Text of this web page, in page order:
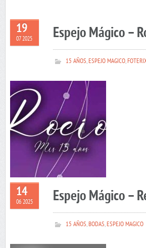
19
07 2025 Espejo Mágico –
15 AÑOS,ESPEJO MAGICO,
14
06 2025 Espejo Mágico –
15 AÑOS,BODAS,ESPEJO MAGICO